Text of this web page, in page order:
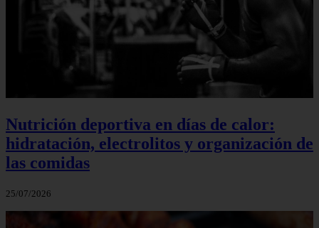
Nutrición deportiva en días de calor:
hidratación, electrolitos y organización de
las comidas
25/07/2026